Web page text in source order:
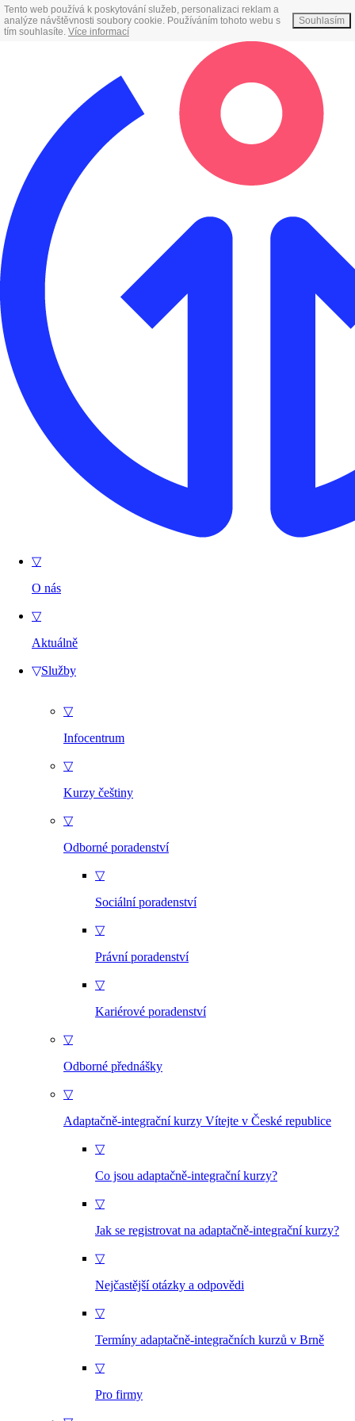
Tento web používá k poskytování služeb, personalizaci reklam a
analýze návštěvnosti soubory cookie. Používáním tohoto webu s
tím souhlasíte. Více informací
Souhlasím
▽
O nás
▽
Aktuálně
▽Služby
▽
Infocentrum
▽
Kurzy češtiny
▽
Odborné poradenství
▽
Sociální poradenství
▽
Právní poradenství
▽
Kariérové poradenství
▽
Odborné přednášky
▽
Adaptačně-integrační kurzy Vítejte v České republice
▽
Co jsou adaptačně-integrační kurzy?
▽
Jak se registrovat na adaptačně-integrační kurzy?
▽
Nejčastější otázky a odpovědi
▽
Termíny adaptačně-integračních kurzů v Brně
▽
Pro firmy